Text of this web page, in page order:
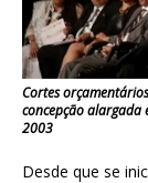
Cortes
concepção alargada
2003
Desde que se